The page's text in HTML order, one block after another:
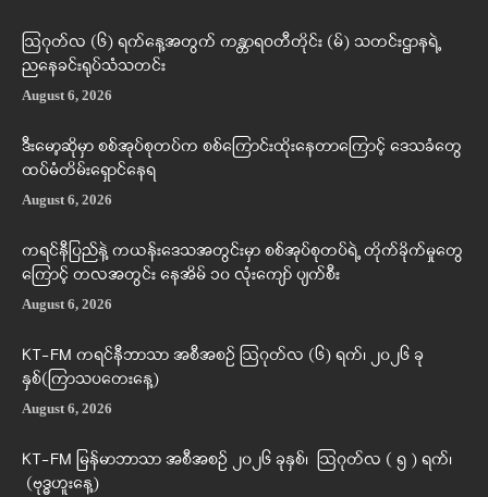
ဩဂုတ်လ (၆) ရက်နေ့အတွက် ကန္တာရဝတီတိုင်း (မ်) သတင်းဌာနရဲ့
ညနေခင်းရုပ်သံသတင်း
August 6, 2026
ဒီးမော့ဆိုမှာ စစ်အုပ်စုတပ်က စစ်ကြောင်းထိုးနေတာကြောင့် ဒေသခံတွေ
ထပ်မံတိမ်းရှောင်နေရ
August 6, 2026
ကရင်နီပြည်နဲ့ ကယန်းဒေသအတွင်းမှာ စစ်အုပ်စုတပ်ရဲ့ တိုက်ခိုက်မှုတွေ
ကြောင့် တလအတွင်း နေအိမ် ၁၀ လုံးကျော် ပျက်စီး
August 6, 2026
KT-FM ကရင်နီဘာသာ အစီအစဉ် ဩဂုတ်လ (၆) ရက်၊ ၂၀၂၆ ခု
နှစ်(ကြာသပတေးနေ့)
August 6, 2026
KT-FM မြန်မာဘာသာ အစီအစဉ် ၂၀၂၆ ခုနှစ်၊ ဩဂုတ်လ ( ၅ ) ရက်၊
(ဗုဒ္ဓဟူးနေ့)